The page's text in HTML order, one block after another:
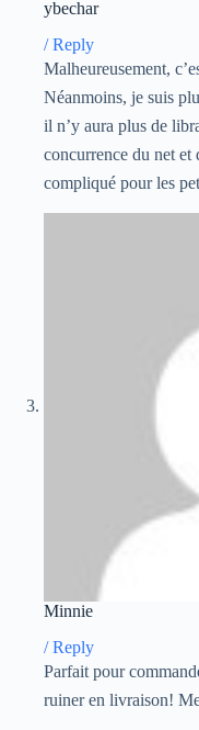
ybechar
/Reply
Malheureusement,
Néanmoins, je suis
il n’y aura plus de
concurrence du net et
compliqué pour les
Minnie
/Reply
Parfait pour
ruiner en livraison!